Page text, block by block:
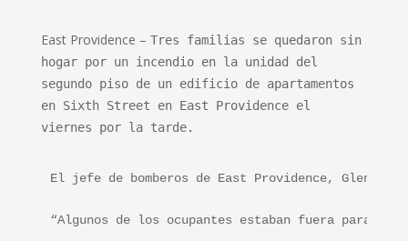
East Providence – Tres familias se quedaron sin
hogar por un incendio en la unidad del
segundo piso de un edificio de apartamentos
en Sixth Street en East Providence el
viernes por la tarde.
El jefe de bomberos de East Providence, Glenn
“Algunos de los ocupantes estaban fuera para